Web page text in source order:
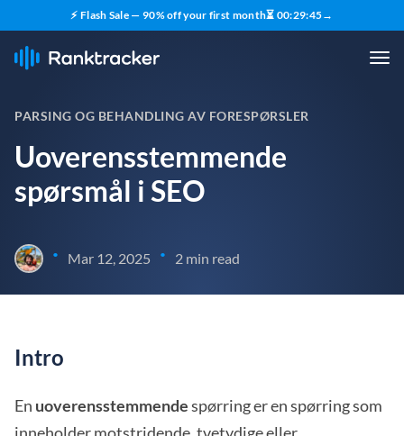
⚡ Flash Sale — 90% off your first month⏳ 00:29:45→
PARSING OG BEHANDLING AV FORESPØRSLER
Uoverensstemmende
spørsmål i SEO
• Mar 12, 2025 • 2 min read
Intro
En uoverensstemmendespørring er en spørring som